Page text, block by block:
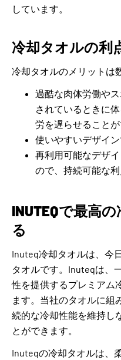
しています。
冷却タオルの利
冷却タオルのメリットは
過酷な肉体労働や
されているときに
労を遅らせることが
使いやすいデザイ
再利用可能なデザ
ので、持続可能な利
INUTEQで最高
る
Inuteq冷却タオルは、今
タオルです。Inuteqは、
性を提供するプレミアム
ます。当社のタオルに組
続的な冷却性能を維持し
とができます。
Inuteqの冷却タオルは、